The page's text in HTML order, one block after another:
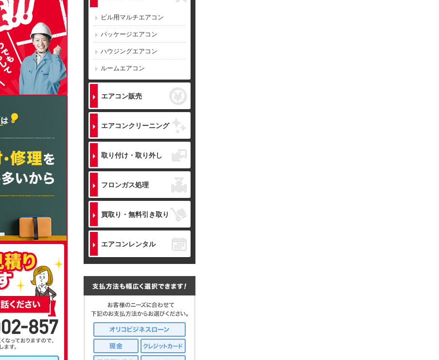
ビル用マルチエアコン
パッケージエアコン
ハウジングエアコン
ルームエアコン
エアコン販売
エアコンクリーニング
取り付け・取り外し
フロンガス処理
買取り・無料引き取り
エアコンレンタル